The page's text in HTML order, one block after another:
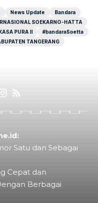
News Update
Bandara
SOEKARNO-HATTA
PURA II
#bandaraSoetta
TANGERANG
Satu dan Sebagai
Cepat dan
Berbagai